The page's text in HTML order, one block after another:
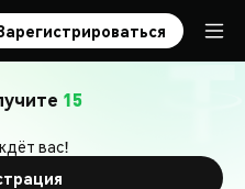
15
вас!